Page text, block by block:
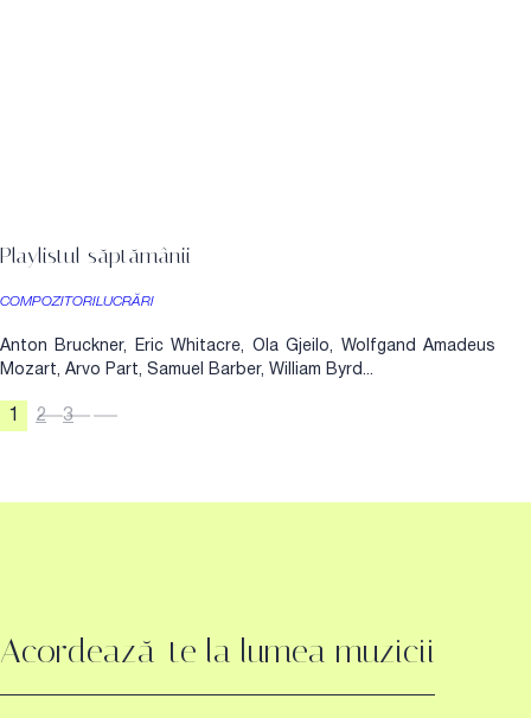
Playlistul săptămânii
COMPOZITORILUCRĂRI
Anton Bruckner, Eric Whitacre, Ola Gjeilo, Wolfgand Amadeus
Mozart, Arvo Part, Samuel Barber, William Byrd...
1 2 3
Acordează-te la lumea muzicii